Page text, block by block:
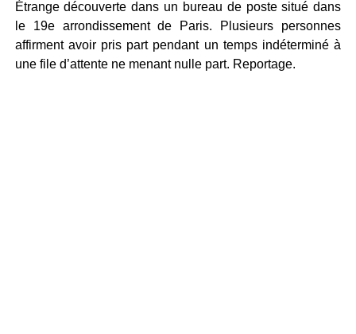
Étrange découverte dans un bureau de poste situé dans
le 19e arrondissement de Paris. Plusieurs personnes
affirment avoir pris part pendant un temps indéterminé à
une file d’attente ne menant nulle part. Reportage.